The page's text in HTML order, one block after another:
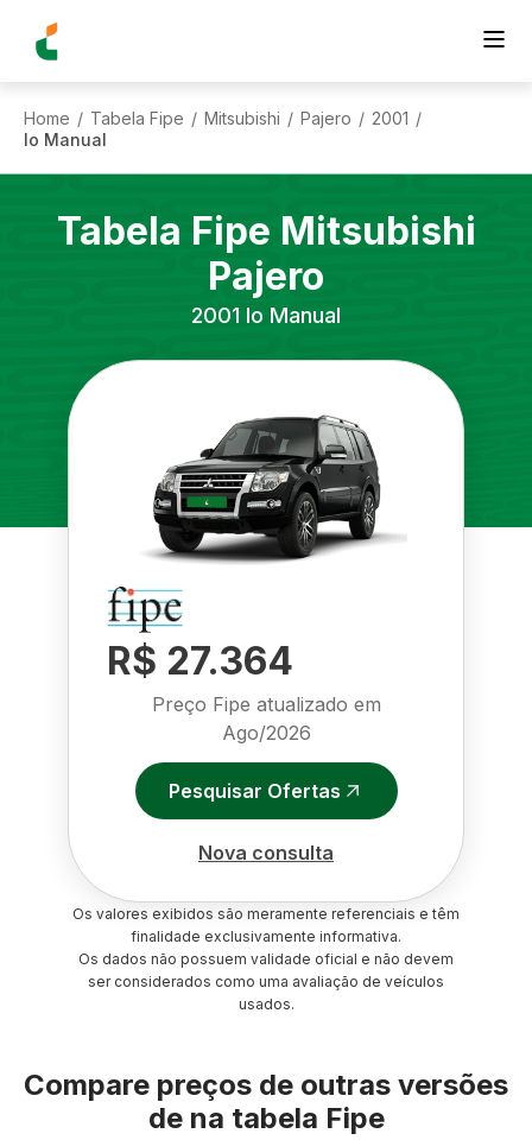
Home / Tabela Fipe / Mitsubishi / Pajero / 2001 /
Io Manual
Tabela Fipe Mitsubishi
Pajero
2001 Io Manual
R$ 27.364
Preço Fipe atualizado em
Ago/2026
Pesquisar Ofertas
Nova consulta
Os valores exibidos são meramente referenciais e têm
finalidade exclusivamente informativa.
Os dados não possuem validade oficial e não devem
ser considerados como uma avaliação de veículos
usados.
Compare preços de outras versões
de na tabela Fipe